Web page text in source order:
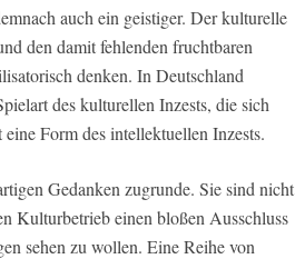
auch ein geistiger. Der kulturelle
den damit fehlenden fruchtbaren
denken. In Deutschland
des kulturellen Inzests, die sich
Form des intellektuellen Inzests.
Gedanken zugrunde. Sie sind nicht
Kulturbetrieb einen bloßen Ausschluss
sehen zu wollen. Eine Reihe von